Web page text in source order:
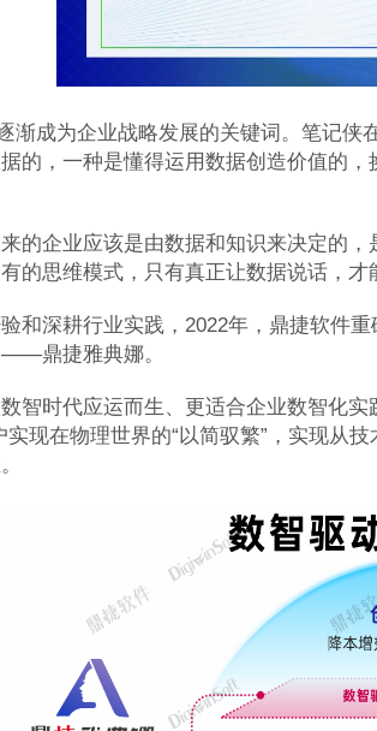
渐成为企业战略发展的关键词。笔记
的，一种是懂得运用数据创造价值的
的企业应该是由数据和知识来决定的
的思维模式，只有真正让数据说话，才
和深耕行业实践，2022年，鼎捷软件
鼎捷雅典娜。
智时代应运而生、更适合企业数智化
实现在物理世界的“以简驭繁”，实现从